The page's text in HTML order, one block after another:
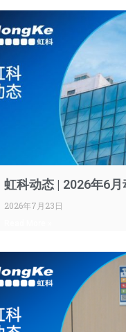
虹科动态 | 2026年6
2026年7月23日